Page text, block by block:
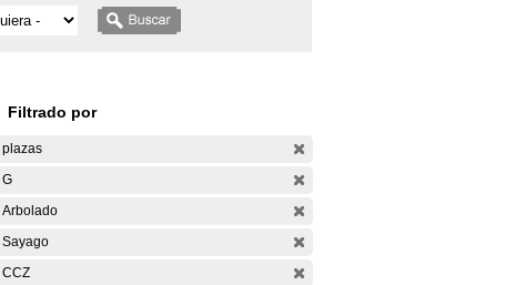
Filtrado por
plazas
G
Arbolado
Sayago
CCZ